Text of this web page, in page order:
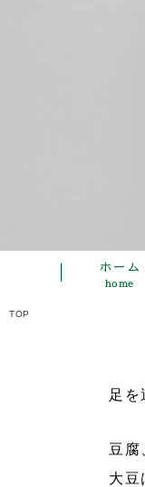
TOP
足
豆
大豆